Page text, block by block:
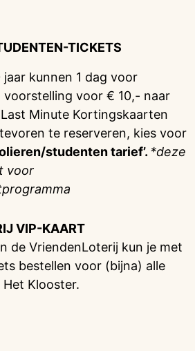
TICKETS
kunnen 1 dag voor
voorstelling voor € 10,- naar
Minute Kortingskaarten
te reserveren, kies voor
studenten tarief’. *deze
voor
VIP-KAART
de VriendenLoterij kun je met
bestellen voor (bijna) alle
Klooster.